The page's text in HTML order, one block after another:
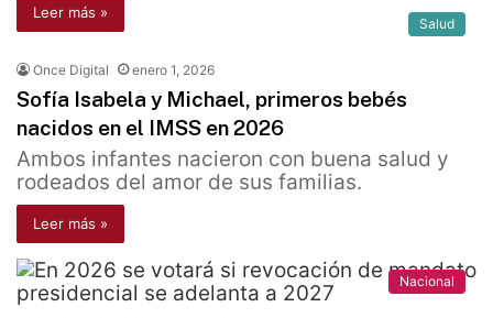
Leer más »
Salud
Once Digital enero 1, 2026
Sofía Isabela y Michael, primeros bebés
nacidos en el IMSS en 2026
Ambos infantes nacieron con buena salud y
rodeados del amor de sus familias.
Leer más »
Nacional